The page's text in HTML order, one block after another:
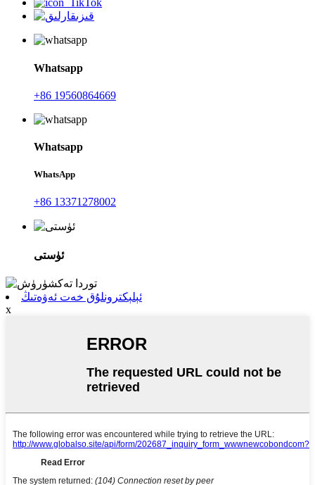
Whatsapp
+86 19560864669
Whatsapp
WhatsApp
+86 13371278002
ئۈستى
ئېلېكترونلۇق خەت ئەۋەتىڭ
x